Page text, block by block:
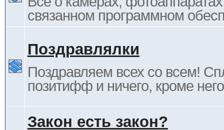
связанном программном
Поздравлялки
Поздравляем всех со всем!
позитифф и ничего, кроме
Закон есть закон?